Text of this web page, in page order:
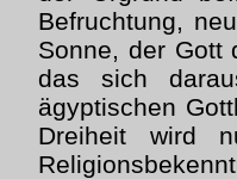
Befruchtung,
Sonne, der Gott
das sich
ägyptischen
Dreiheit wird